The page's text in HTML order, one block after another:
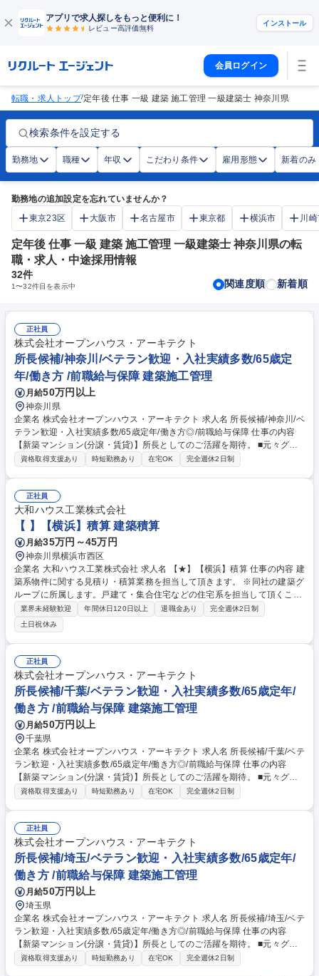
アプリで求人探しをもっと便利に！
レビュー高評価無料
インストール
会員ログイン
転職・求人トップ/定年後 仕事 一級 建築 施工管理 一級建築士 神奈川県
検索条件を設定する
勤務地 職種 年収 こだわり条件 雇用形態 新着のみ
勤務地の追加設定を忘れていませんか？
東京23区
大阪市 名古屋市 東京都 横浜市 川
定年後 仕事 一級 建築 施工管理 一級建築士 神奈川県の転
職・求人・中途採用情報
32件
1〜32件目を表示中 関連度順 新着順
正社員
株式会社オープンハウス・アーキテクト
所長候補/神奈川/ベテラン歓迎・入社実績多数/65歳定
年/働き方 /前職給与保障 建築施工管理
月給50万円以上
神奈川県
企業名 株式会社オープンハウス・アーキテクト 求人名 所長候補/神奈川/ベ
テラン歓迎・入社実績多数/65歳定年/働き方◎/前職給与保障 仕事の内容
【新築マンション(分譲・賃貸)】所長としてのご活躍を期待。 ■元々グル
ープ企業の戸建等木造施工をメインに担ってきた当社で、2016年より総
ションです。戸建施工で培ったパートナーや住設関連企業とのネットワー
ク・ボリュームディスカウントにより、ローコストかつ高品質建築が強み
となり多くのデベロッパーから引合いが急増。比較的ブルーオーシャンの
10億円規模案件を主戦場に、マンション施工全国トップをめざし、今後も
成長を続けます。■エリア：東京・神奈川・埼玉・千葉 募集職種 所長候
補/神奈川/ベテラン歓迎・入社実績多数/65歳定年/働き方◎/前職給与保障
資格取得支援あり 時短勤務あり 在宅OK 完全週休2日制
正社員
大和ハウス工業株式会社
【 】【横浜】積算 建築積算
月給35万円～45万円
神奈川県横浜市西区
企業名 大和ハウス工業株式会社 求人名 【★】【横浜】積算 仕事の内容 建
築系物件に関する見積り・積算業務を担当して頂きます。 ※同社の建築グ
ループに所属します。戸建て・集合住宅などの住宅系を担当して頂くこと
は有りません。 ■建築系商品〔商業施設(店舗・ショッピングセンター)、
物流施設(物流センター・配送センター・食品施設)、医療・介護施設、法
人施設(事業所・ショールーム)等〕のコスト計算、コスト企画、コスト企
画提案、積算業務をご担当いただきます。 募集職種 【★】【横浜】積算
業界未経験歓迎 年間休日120日以上 退職金あり
完全週休2日制
土日祝休み
正社員
株式会社オープンハウス・アーキテクト
所長候補/千葉/ベテラン歓迎・入社実績多数/65歳定年/
働き方 /前職給与保障 建築施工管理
月給50万円以上
千葉県
企業名 株式会社オープンハウス・アーキテクト 求人名 所長候補/千葉/ベテ
ラン歓迎・入社実績多数/65歳定年/働き方◎/前職給与保障 仕事の内容
【新築マンション(分譲・賃貸)】所長としてのご活躍を期待。 ■元々グル
ープ企業の戸建等木造施工をメインに担ってきた当社で、2016年より総
ションです。戸建施工で培ったパートナーや住設関連企業とのネットワー
ク・ボリュームディスカウントにより、ローコストかつ高品質建築が強み
となり多くのデベロッパーから引合いが急増。比較的ブルーオーシャンの
10億円規模案件を主戦場に、マンション施工全国トップをめざし、今後も
成長を続けます。■エリア：東京・神奈川・埼玉・千葉 募集職種 所長候
補/千葉/ベテラン歓迎・入社実績多数/65歳定年/働き方◎/前職給与保障
資格取得支援あり 時短勤務あり 在宅OK 完全週休2日制
正社員
株式会社オープンハウス・アーキテクト
所長候補/埼玉/ベテラン歓迎・入社実績多数/65歳定年/
働き方 /前職給与保障 建築施工管理
月給50万円以上
埼玉県
企業名 株式会社オープンハウス・アーキテクト 求人名 所長候補/埼玉/ベテ
ラン歓迎・入社実績多数/65歳定年/働き方◎/前職給与保障 仕事の内容
【新築マンション(分譲・賃貸)】所長としてのご活躍を期待。 ■元々グル
ープ企業の戸建等木造施工をメインに担ってきた当社で、2016年より総
資格取得支援あり 時短勤務あり 在宅OK 完全週休2日制